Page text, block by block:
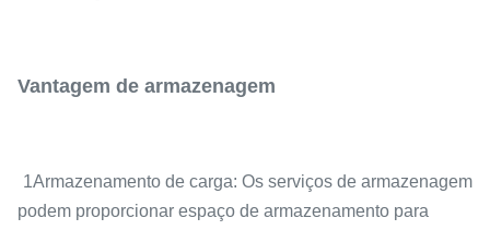
Vantagem de armazenagem
1Armazenamento de carga: Os serviços de armazenagem
podem proporcionar espaço de armazenamento para